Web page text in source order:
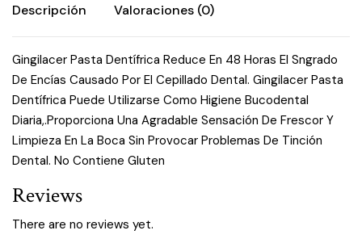
Descripción Valoraciones (0)
Gingilacer Pasta Dentífrica Reduce En 48 Horas El Sngrado
De Encías Causado Por El Cepillado Dental. Gingilacer Pasta
Dentífrica Puede Utilizarse Como Higiene Bucodental
Diaria,.Proporciona Una Agradable Sensación De Frescor Y
Limpieza En La Boca Sin Provocar Problemas De Tinción
Dental. No Contiene Gluten
Reviews
There are no reviews yet.